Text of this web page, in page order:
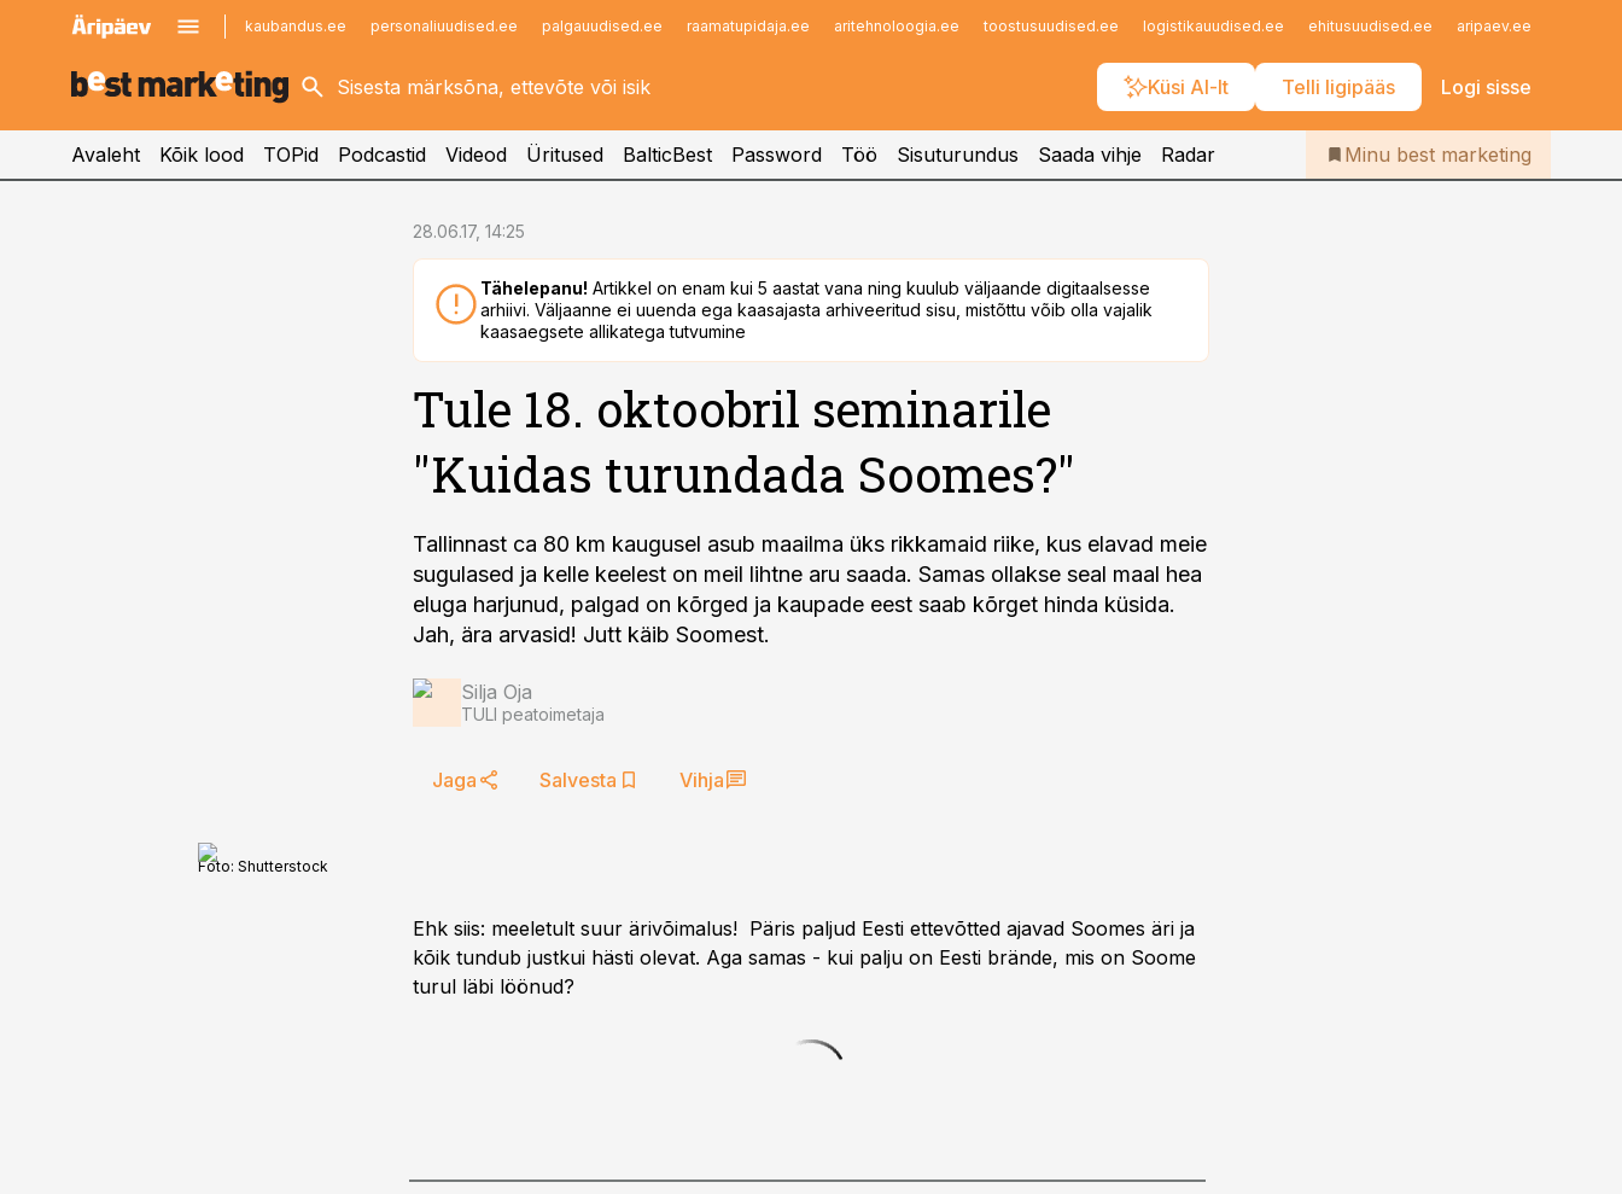
kaubandus.ee personaliuudised.ee palgauudised.ee raamatupidaja.ee aritehnoloogia.ee toostusuudised.ee logistikauudised.ee ehitusuudised.ee aripaev.ee
Küsi AI-lt Telli ligipääs Logi sisse
kinnisvarauudised.ee
logistikauudised.ee
imelineajalugu.ee
Infopank
Iseteenindus
Telli Bestmarketing
Avaleht Kõik lood TOPid Podcastid Videod Üritused BalticBest Password Töö Sisuturundus Saada vihje Radar Minu best marketing
28.06.17, 14:25
Tähelepanu! Artikkel on enam kui 5 aastat vana ning kuulub väljaande digitaalsesse
arhiivi. Väljaanne ei uuenda ega kaasajasta arhiveeritud sisu, mistõttu võib olla vajalik
kaasaegsete allikatega tutvumine
Tule 18. oktoobril seminarile
"Kuidas turundada Soomes?"
Tallinnast ca 80 km kaugusel asub maailma üks rikkamaid riike, kus elavad meie
sugulased ja kelle keelest on meil lihtne aru saada. Samas ollakse seal maal hea
eluga harjunud, palgad on kõrged ja kaupade eest saab kõrget hinda küsida.
Jah, ära arvasid! Jutt käib Soomest.
Silja Oja
TULI peatoimetaja
Jaga Salvesta Vihja
Foto: Shutterstock
Ehk siis: meeletult suur ärivõimalus! Päris paljud Eesti ettevõtted ajavad Soomes äri ja
kõik tundub justkui hästi olevat. Aga samas - kui palju on Eesti brände, mis on Soome
turul läbi löönud?